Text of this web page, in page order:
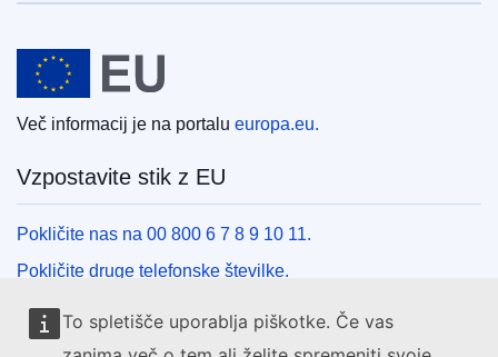
To spletišče uporablja piškotke. Če vas
Evropska unija
Več informacij je na portalu europa.eu.
Vzpostavite stik z EU
Pokličite nas na 00 800 6 7 8 9 10 11.
Pokličite druge telefonske številke.
Pišite nam s kontaktnim obrazcem.
Obiščite nas v enem od centrov EU.